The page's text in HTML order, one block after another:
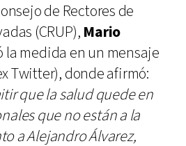
de Rectores de
(CRUP), Mario
la medida en un mensaje
Twitter), donde afirmó:
que la salud quede en
que no están a la
a Alejandro Álvarez,